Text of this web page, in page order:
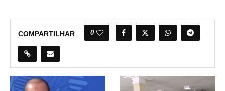
COMPARTILHAR 0